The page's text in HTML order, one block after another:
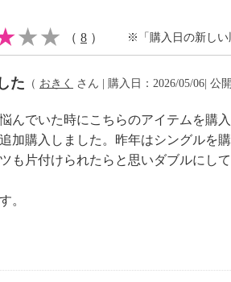
１２ｃｍ
（ 8 ） ※「購入日の新しい
た （ おきく さん | 購入日：2026/05/06| 公
んでいた時にこちらのアイテムを購
加購入しました。昨年はシングルを
も片付けられたらと思いダブルにし
。